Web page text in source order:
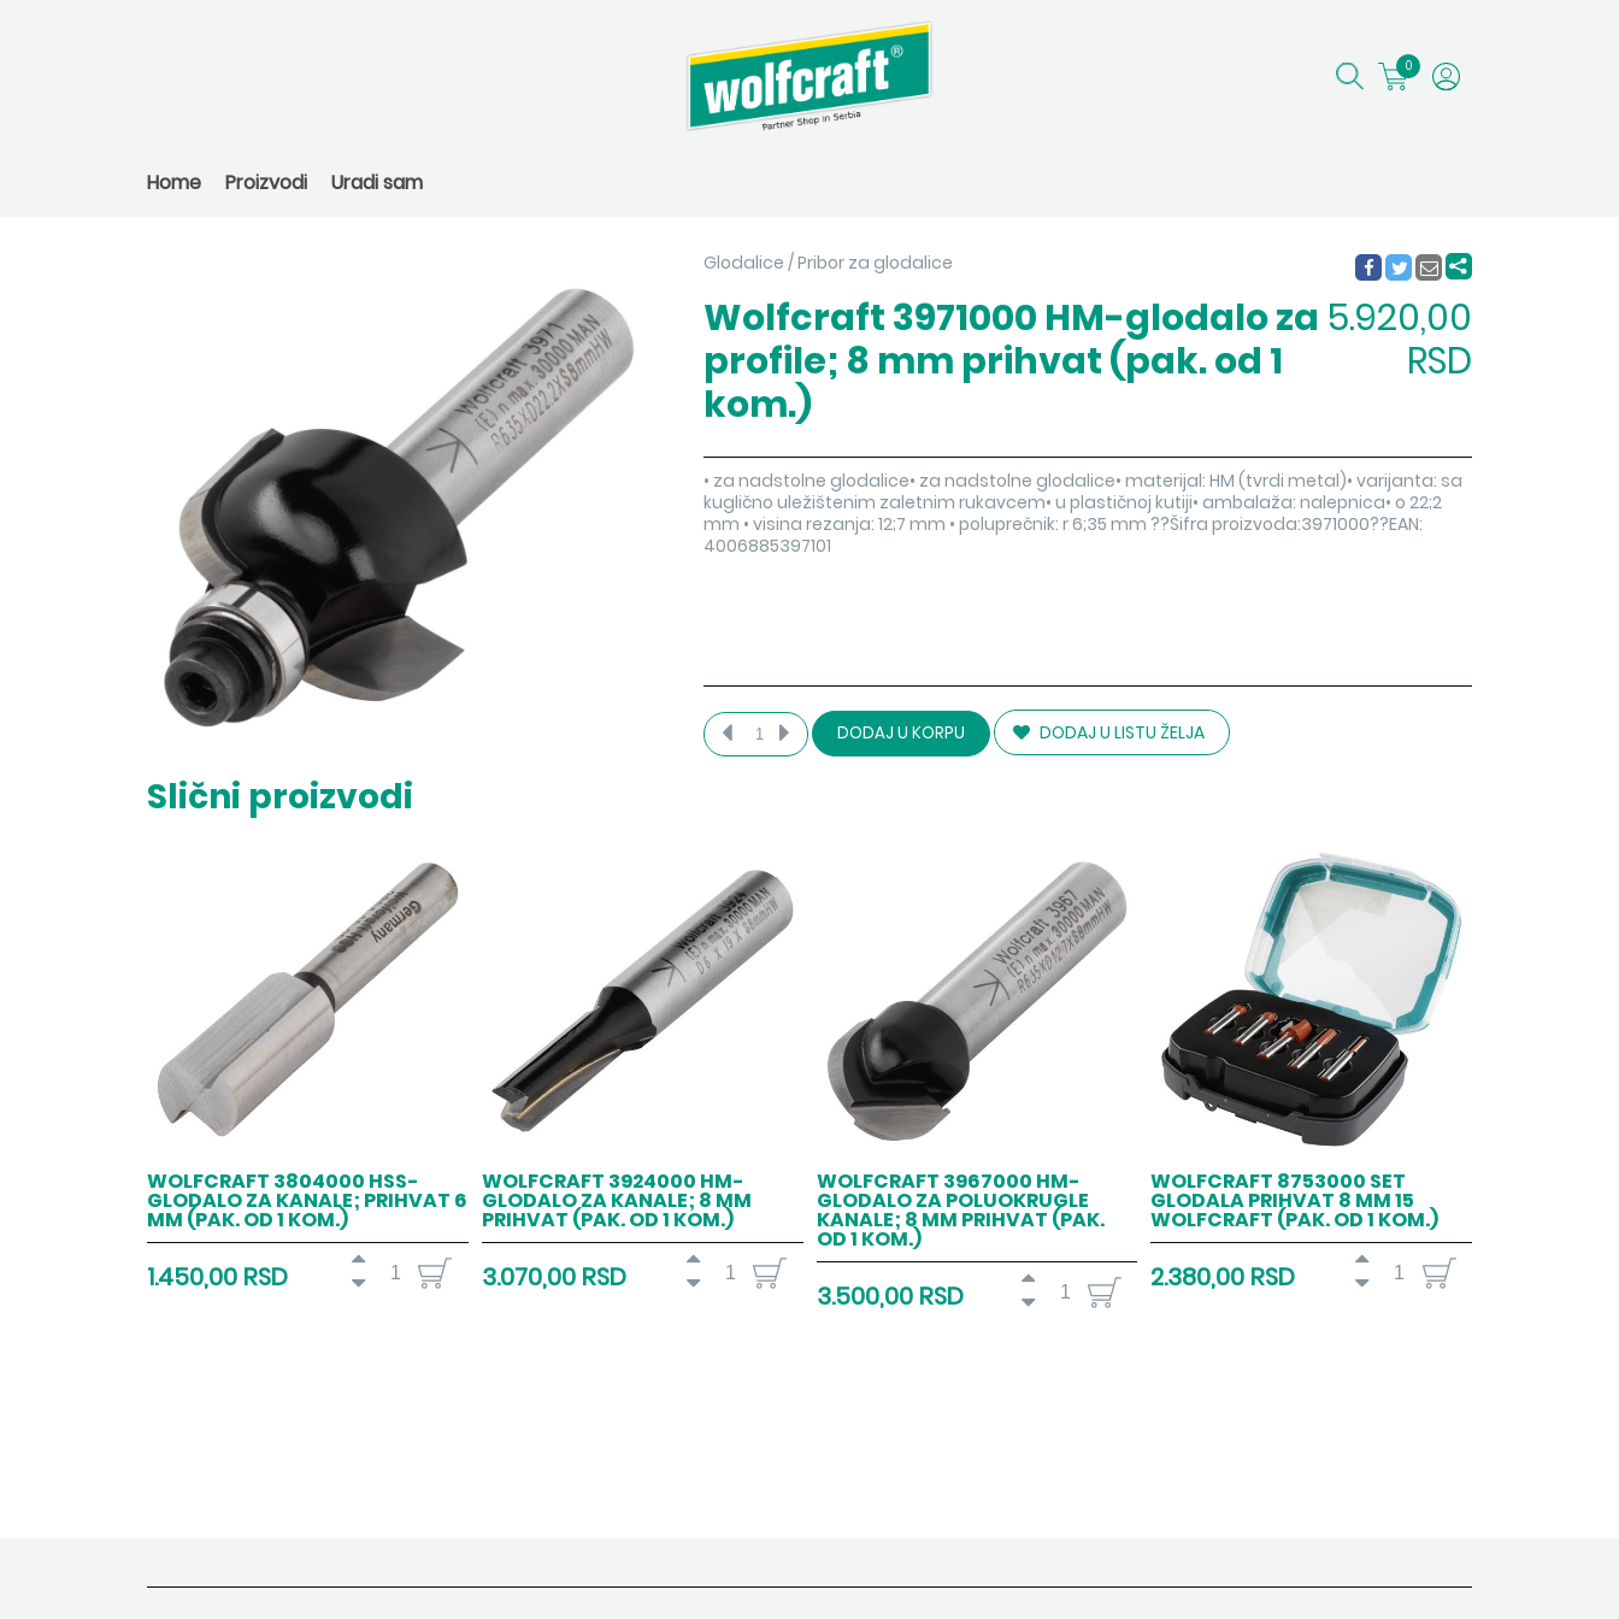
0
Home Proizvodi Uradi sam
Glodalice /Pribor za glodalice
Wolfcraft 3971000 HM-glodalo za
profile; 8 mm prihvat (pak. od 1
kom.)
5.920,00
RSD
• za nadstolne glodalice• za nadstolne glodalice• materijal: HM (tvrdi metal)• varijanta: sa
kuglično uležištenim zaletnim rukavcem• u plastičnoj kutiji• ambalaža: nalepnica• o 22;2
mm • visina rezanja: 12;7 mm • poluprečnik: r 6;35 mm ??Šifra proizvoda:3971000??EAN:
4006885397101
DODAJ U KORPU DODAJ U LISTU ŽELJA
Slični proizvodi
WOLFCRAFT 3804000 HSS-
GLODALO ZA KANALE; PRIHVAT 6
MM (PAK. OD 1 KOM.)
1.450,00 RSD
WOLFCRAFT 3924000 HM-
GLODALO ZA KANALE; 8 MM
PRIHVAT (PAK. OD 1 KOM.)
3.070,00 RSD
WOLFCRAFT 3967000 HM-
GLODALO ZA POLUOKRUGLE
KANALE; 8 MM PRIHVAT (PAK.
OD 1 KOM.)
3.500,00 RSD
WOLFCRAFT 8753000 SET
GLODALA PRIHVAT 8 MM 15
WOLFCRAFT (PAK. OD 1 KOM.)
2.380,00 RSD